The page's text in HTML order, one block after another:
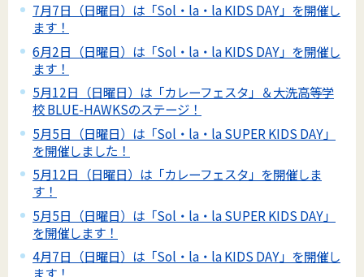
7月7日（日曜日）は「Sol・la・la KIDS DAY」を開催し
ます！
6月2日（日曜日）は「Sol・la・la KIDS DAY」を開催し
ます！
5月12日（日曜日）は「カレーフェスタ」＆大洗高等学
校 BLUE-HAWKSのステージ！
5月5日（日曜日）は「Sol・la・la SUPER KIDS DAY」
を開催しました！
5月12日（日曜日）は「カレーフェスタ」を開催しま
す！
5月5日（日曜日）は「Sol・la・la SUPER KIDS DAY」
を開催します！
4月7日（日曜日）は「Sol・la・la KIDS DAY」を開催し
ます！